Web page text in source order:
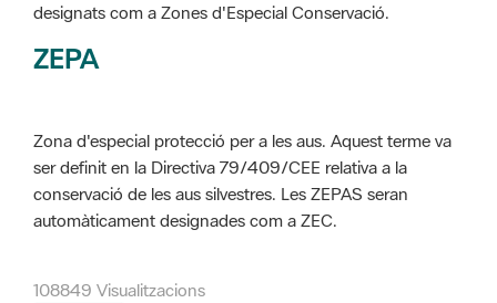
designats com a Zones d'Especial Conservació.
ZEPA
Zona d'especial protecció per a les aus. Aquest terme va
ser definit en la Directiva 79/409/CEE relativa a la
conservació de les aus silvestres. Les ZEPAS seran
automàticament designades com a ZEC.
108849 Visualitzacions